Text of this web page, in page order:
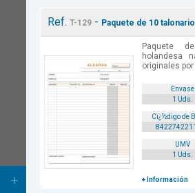
Ref. T-129- Paquete de 10
Paquete
holandesa
originales
Envase
1 Uds.
Cï¿½digo de
UMV
1 Uds.
+ Información